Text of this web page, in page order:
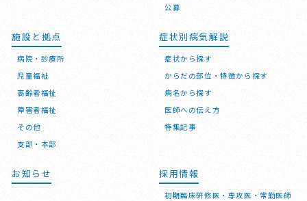
公募
施設と拠点
病院・診療所
児童福祉
高齢者福祉
障害者福祉
その他
支部・本部
症状別病気解説
症状から探す
からだの部位・特徴から探す
病名から探す
医師への伝え方
特集記事
お知らせ 採用情報
初期臨床研修医・専攻医・常勤医師